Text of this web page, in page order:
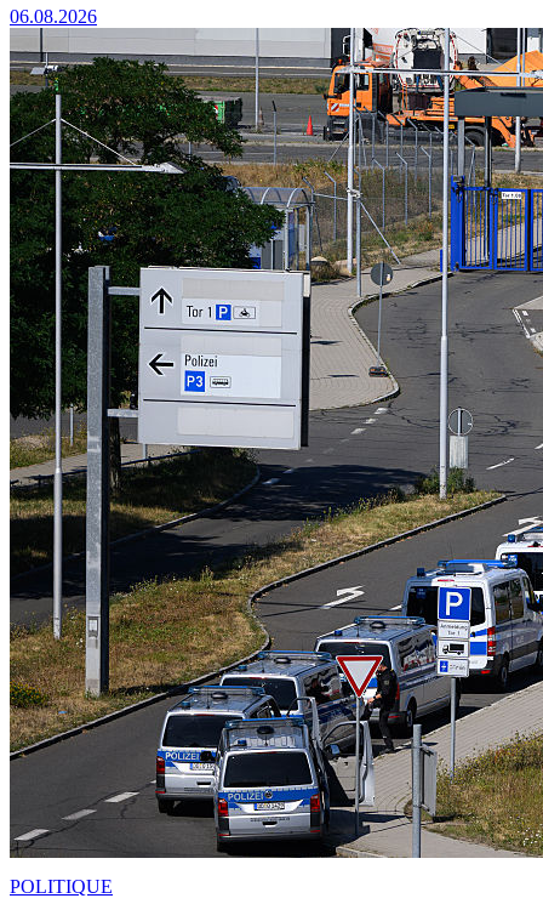
06.08.2026
POLITIQUE